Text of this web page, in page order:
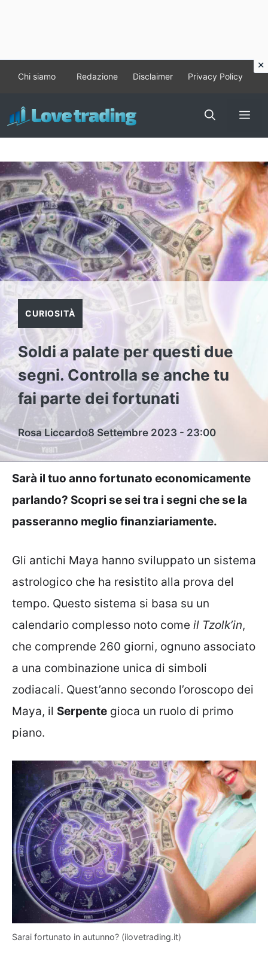
contenuto
Chi siamo Redazione Disclaimer Privacy Policy
CURIOSITÀ
Soldi a palate per questi due
segni. Controlla se anche tu
fai parte dei fortunati
Rosa Liccardo8 Settembre 2023 - 23:00
Sarà il tuo anno fortunato economicamente
parlando? Scopri se sei tra i segni che se la
passeranno meglio finanziariamente.
Gli antichi Maya hanno sviluppato un sistema
astrologico che ha resistito alla prova del
tempo. Questo sistema si basa su un
calendario complesso noto come il Tzolk’in,
che comprende 260 giorni, ognuno associato
a una combinazione unica di simboli
zodiacali. Quest’anno secondo l’oroscopo dei
Maya, il Serpente gioca un ruolo di primo
piano.
Sarai fortunato in autunno? (ilovetrading.it)